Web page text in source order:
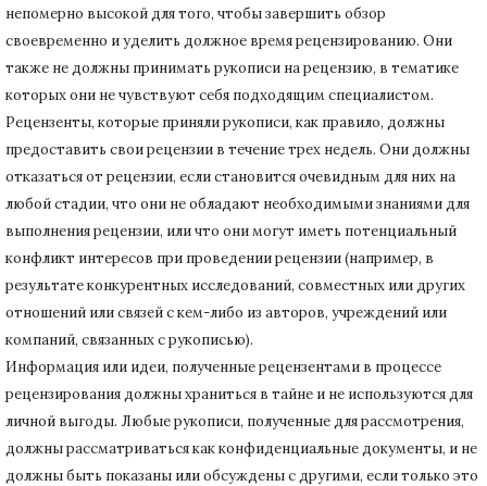
непомерно высокой для того, чтобы завершить обзор
своевременно и уделить должное время рецензированию. Они
также не должны принимать рукописи на рецензию, в тематике
которых они не чувствуют себя подходящим специалистом.
Рецензенты, которые приняли рукописи, как правило, должны
предоставить свои рецензии в течение трех недель. Они должны
отказаться от рецензии, если становится очевидным для них на
любой стадии, что они не обладают необходимыми знаниями для
выполнения рецензии, или что они могут иметь потенциальный
конфликт интересов при проведении рецензии (например, в
результате конкурентных исследований, совместных или других
отношений или связей с кем-либо из авторов, учреждений или
компаний, связанных с рукописью).
Информация или идеи, полученные рецензентами в процессе
рецензирования должны храниться в тайне и не используются для
личной выгоды. Любые рукописи, полученные для рассмотрения,
должны рассматриваться как конфиденциальные документы, и не
должны быть показаны или обсуждены с другими, если только это